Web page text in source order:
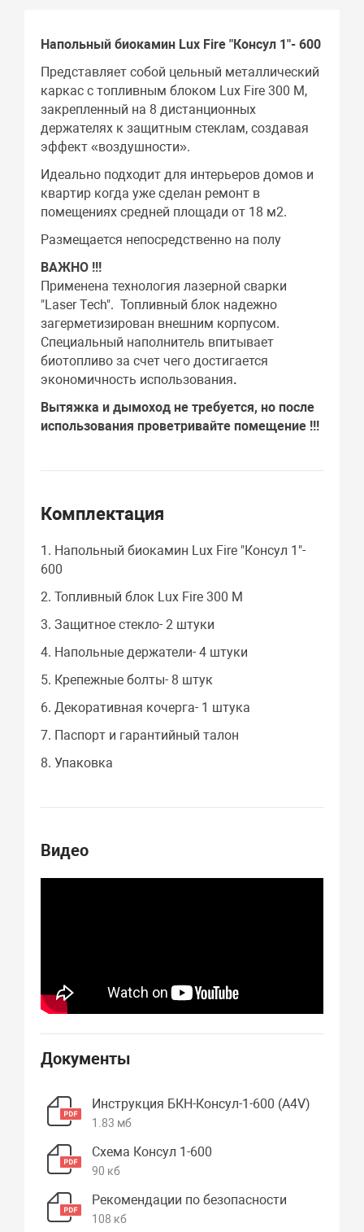
Напольный биокамин Lux Fire "Консул 1"- 600
Представляет собой цельный металлический
каркас с топливным блоком Lux Fire 300 М,
закрепленный на 8 дистанционных
держателях к защитным стеклам, создавая
эффект «воздушности».
Идеально подходит для интерьеров домов и
квартир когда уже сделан ремонт в
помещениях средней площади от 18 м2.
Размещается непосредственно на полу
ВАЖНО !!!
Применена технология лазерной сварки
"Laser Tech". Топливный блок надежно
загерметизирован внешним корпусом.
Специальный наполнитель впитывает
биотопливо за счет чего достигается
экономичность использования.
Вытяжка и дымоход не требуется, но после
использования проветривайте помещение !!!
Комплектация
1. Напольный биокамин Lux Fire "Консул 1"-
600
2. Топливный блок Lux Fire 300 M
3. Защитное стекло- 2 штуки
4. Напольные держатели- 4 штуки
5. Крепежные болты- 8 штук
6. Декоративная кочерга- 1 штука
7. Паспорт и гарантийный талон
8. Упаковка
Видео
Документы
Инструкция БКН-Консул-1-600 (А4V)
1.83 мб
Схема Консул 1-600
90 кб
Рекомендации по безопасности
108 кб